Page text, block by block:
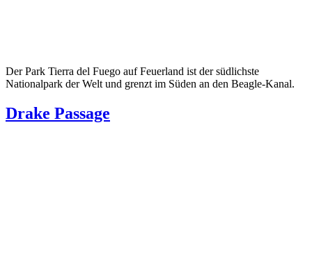
Der Park Tierra del Fuego auf Feuerland ist der südlichste
Nationalpark der Welt und grenzt im Süden an den Beagle-Kanal.
Drake Passage